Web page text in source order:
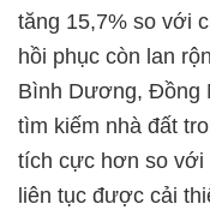
tăng 15,7% so với
hồi phục còn lan
Bình Dương, Đồng
tìm kiếm nhà đất
tích cực hơn so với
liên tục được cải